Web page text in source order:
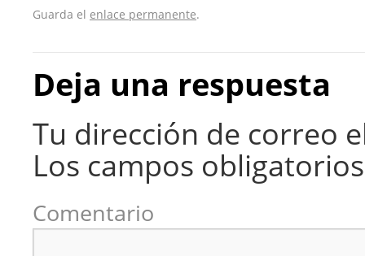
Guarda el enlace permanente.
Deja una respuesta
Tu dirección de correo
Los campos
Comentario